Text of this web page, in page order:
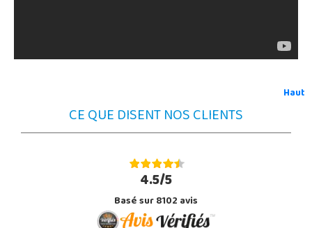
Haut
CE QUE DISENT NOS CLIENTS
4.5/5
Basé sur 8102 avis